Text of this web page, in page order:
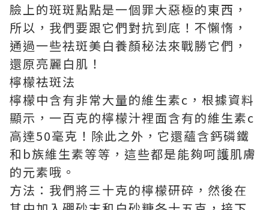
臉上的斑斑點點是一個罪大惡極的東西，
所以，我們要跟它們對抗到底！不懶惰，
通過一些祛斑美白養顏秘法來戰勝它們，
還原亮麗白肌！
檸檬祛斑法
檸檬中含有非常大量的維生素c，根據資料
顯示，一百克的檸檬汁裡面含有的維生素c
高達50毫克！除此之外，它還蘊含鈣磷鐵
和b族維生素等等，這些都是能夠呵護肌膚
的元素哦。
方法：我們將三十克的檸檬研碎，然後在